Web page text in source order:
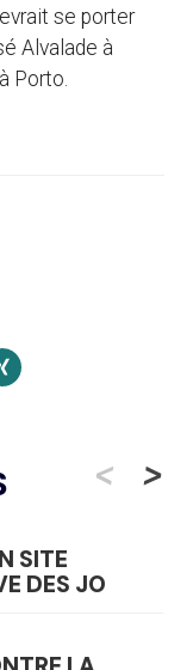
se porter
Alvalade à
Porto.
<
SITE
DES JO
>